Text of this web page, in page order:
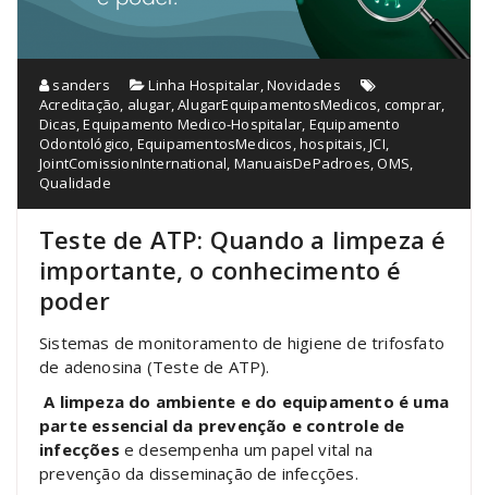
sanders Linha Hospitalar,Novidades
Acreditação, alugar,AlugarEquipamentosMedicos, comprar,
Dicas,Equipamento Medico-Hospitalar, Equipamento
Odontológico, EquipamentosMedicos,hospitais,JCI,
JointComissionInternational, ManuaisDePadroes,OMS,
Qualidade
Teste de ATP: Quando a limpeza é
importante, o conhecimento é
poder
Sistemas de monitoramento de higiene de trifosfato
de adenosina (Teste de ATP).
A limpeza do ambiente e do equipamento é uma
parte essencial da prevenção e controle de
infecções e desempenha um papel vital na
prevenção da disseminação de infecções.